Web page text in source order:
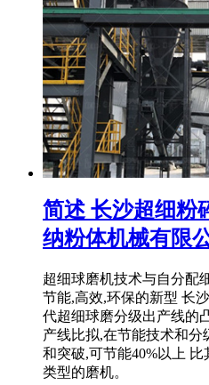
简述 长沙超细粉
纳粉体机械有限
超细球磨机技术与自分配
节能,高效,环保的新型 长
代超细球磨分级出产线的
产线比拟,在节能技术和
和突破,可节能40%以上
类型的磨机。